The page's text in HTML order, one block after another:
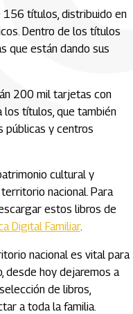
156 títulos, distribuido en
Dentro de los títulos
que están dando sus
200 mil tarjetas con
los títulos, que también
públicas y centros
cultural y
nacional. Para
estos libros de
Digital Familiar.
nacional es vital para
desde hoy dejaremos a
de libros,
a toda la familia.